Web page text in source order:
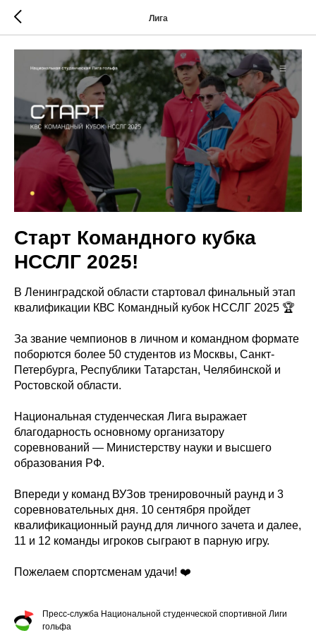
Лига
Старт Командного кубка
НССЛГ 2025!
В Ленинградской области стартовал финальный этап
квалификации КВС Командный кубок НССЛГ 2025 🏆
За звание чемпионов в личном и командном формате
поборются более 50 студентов из Москвы, Санкт-
Петербурга, Республики Татарстан, Челябинской и
Ростовской области.
Национальная студенческая Лига выражает
благодарность основному организатору
соревнований — Министерству науки и высшего
образования РФ.
Впереди у команд ВУЗов тренировочный раунд и 3
соревновательных дня. 10 сентября пройдет
квалификационный раунд для личного зачета и далее,
11 и 12 команды игроков сыграют в парную игру.
Пожелаем спортсменам удачи! ❤️
Пресс-служба Национальной студенческой спортивной Лиги
гольфа